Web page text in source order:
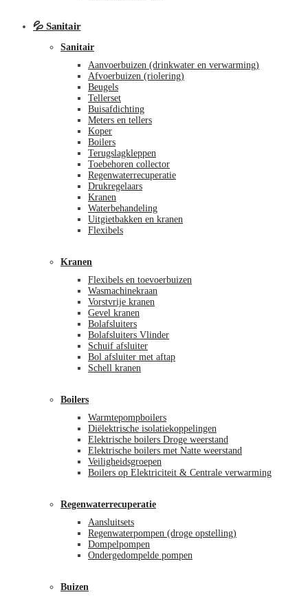
💦 Sanitair
Sanitair
Aanvoerbuizen (drinkwater en verwarming)
Afvoerbuizen (riolering)
Beugels
Tellerset
Buisafdichting
Meters en tellers
Koper
Boilers
Terugslagkleppen
Toebehoren collector
Regenwaterrecuperatie
Drukregelaars
Kranen
Waterbehandeling
Uitgietbakken en kranen
Flexibels
Kranen
Flexibels en toevoerbuizen
Wasmachinekraan
Vorstvrije kranen
Gevel kranen
Bolafsluiters
Bolafsluiters Vlinder
Schuif afsluiter
Bol afsluiter met aftap
Schell kranen
Boilers
Warmtepompboilers
Diëlektrische isolatiekoppelingen
Elektrische boilers Droge weerstand
Elektrische boilers met Natte weerstand
Veiligheidsgroepen
Boilers op Elektriciteit & Centrale verwarming
Regenwaterrecuperatie
Aansluitsets
Regenwaterpompen (droge opstelling)
Dompelpompen
Ondergedompelde pompen
Buizen